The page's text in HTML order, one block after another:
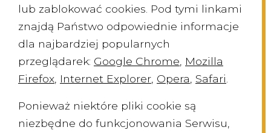
lub zablokować cookies. Pod tymi linkami
znajdą Państwo odpowiednie informacje
dla najbardziej popularnych
przeglądarek: Google Chrome, Mozilla
Firefox, Internet Explorer, Opera, Safari.
Ponieważ niektóre pliki cookie są
niezbędne do funkcjonowania Serwisu,